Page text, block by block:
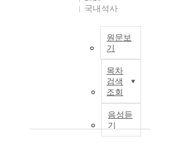
국내석사
원문보
기
목차
검색
조회
음성듣
기